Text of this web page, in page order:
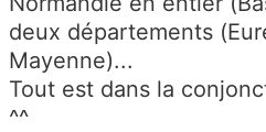
deux départements
Mayenne)...
Tout est dans la
^^